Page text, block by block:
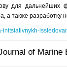
для дальнейших
также разработку
of Marine